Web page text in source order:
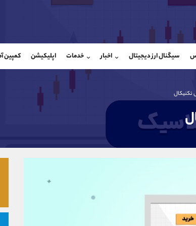
سیگنال ارز دیجیتال اخبار خدمات اپلیکیشن کمپین
تکنیکال
118
واتساپ